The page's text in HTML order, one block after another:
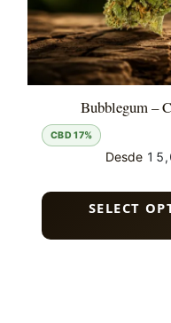
Bubblegum –
CBD 17%
Desde
SELECT